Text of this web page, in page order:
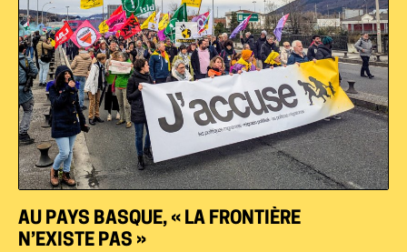
AU PAYS BASQUE, « LA FRONTIÈRE
N’EXISTE PAS »